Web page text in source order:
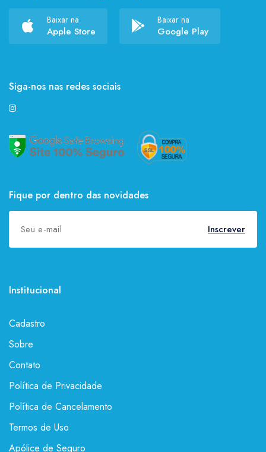
Baixar na
Apple Store
Baixar na
Google Play
Siga-nos nas redes sociais
Fique por dentro das novidades
Inscrever
Institucional
Cadastro
Sobre
Contato
Política de Privacidade
Política de Cancelamento
Termos de Uso
Apólice de Seguro